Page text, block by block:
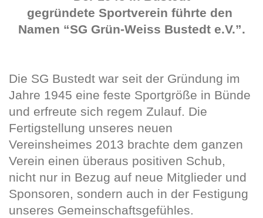
gegründete Sportverein führte den
Namen “SG Grün-Weiss Bustedt e.V.”.
Die SG Bustedt war seit der Gründung im
Jahre 1945 eine feste Sportgröße in Bünde
und erfreute sich regem Zulauf. Die
Fertigstellung unseres neuen
Vereinsheimes 2013 brachte dem ganzen
Verein einen überaus positiven Schub,
nicht nur in Bezug auf neue Mitglieder und
Sponsoren, sondern auch in der Festigung
unseres Gemeinschaftsgefühles.